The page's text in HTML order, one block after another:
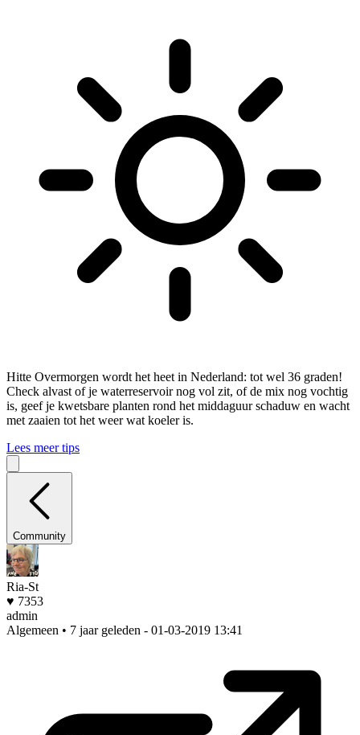
Hitte Overmorgen wordt het heet in Nederland: tot wel 36 graden!
Check alvast of je waterreservoir nog vol zit, of de mix nog vochtig
is, geef je kwetsbare planten rond het middaguur schaduw en wacht
met zaaien tot het weer wat koeler is.
Lees meer tips
Community
Ria-St
♥ 7353
admin
Algemeen • 7 jaar geleden - 01-03-2019 13:41